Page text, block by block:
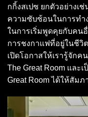
กกิ้งสเปซ ยกตัวอย่างเ
ความซับซ้อนในการทำ
ในการเริ่มพูดคุยกับคนอื่
การชงกาแฟที่อยู่ในชีวิ
เปิดโอกาสให้เรารู้จัก
The Great Room และ
Great Room ได้ให้สัม